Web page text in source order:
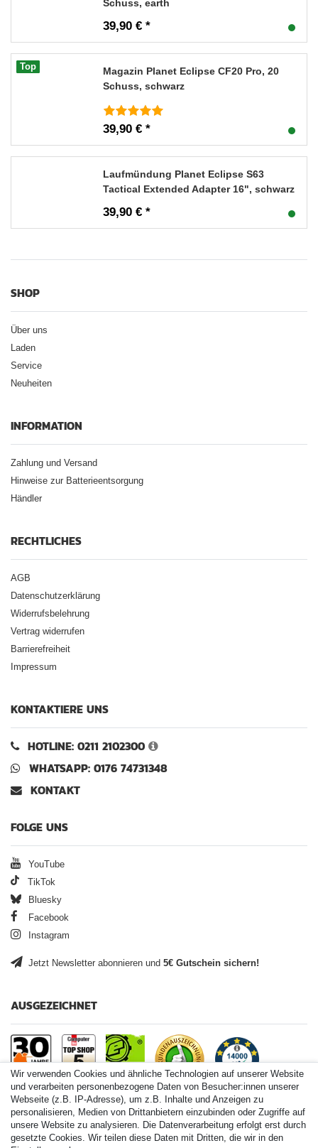
Schuss, earth
39,90 € *
Top
Magazin Planet Eclipse CF20 Pro, 20
Schuss, schwarz
39,90 € *
Laufmündung Planet Eclipse S63
Tactical Extended Adapter 16", schwarz
39,90 € *
SHOP
Über uns
Laden
Service
Neuheiten
INFORMATION
Zahlung und Versand
Hinweise zur Batterieentsorgung
Händler
RECHTLICHES
AGB
Datenschutzerklärung
Widerrufsbelehrung
Vertrag widerrufen
Barrierefreiheit
Impressum
KONTAKTIERE UNS
HOTLINE: 0211 2102300
WHATSAPP: 0176 74731348
KONTAKT
FOLGE UNS
YouTube
TikTok
Bluesky
Facebook
Instagram
Jetzt Newsletter abonnieren und 5€ Gutschein sichern!
AUSGEZEICHNET
Paintball.de World
Paintball Shop International
Wir verwenden Cookies und ähnliche Technologien auf unserer Website
und verarbeiten personenbezogene Daten von Besucher:innen unserer
Webseite (z.B. IP-Adresse), um z.B. Inhalte und Anzeigen zu
personalisieren, Medien von Drittanbietern einzubinden oder Zugriffe auf
unsere Website zu analysieren. Die Datenverarbeitung erfolgt erst durch
gesetzte Cookies. Wir teilen diese Daten mit Dritten, die wir in den